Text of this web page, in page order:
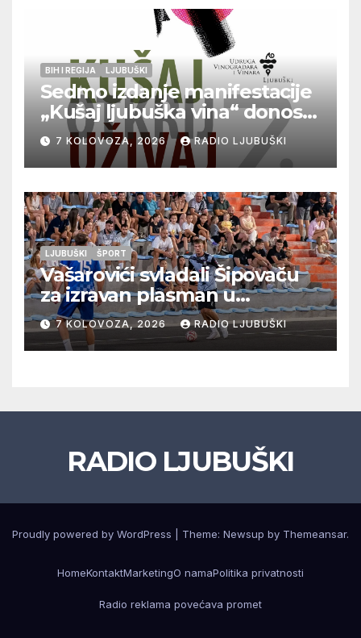
BIH I REGIJA LJUBUŠKI
Sedmo izdanje manifestacije
„Kušaj ljubuška vina“ donosi
vrhunska vina, gastronomiju i
glazbu
7 KOLOVOZA, 2026 RADIO LJUBUŠKI
LJUBUŠKI ŠPORT
Vašarovići svladali Šipovaču
za izravan plasman u
četvrtfinale, Grab izborio
prolazak dalje, Klobuk ispao,
večeras počinje četvrtfinale
7 KOLOVOZA, 2026 RADIO LJUBUŠKI
RADIO LJUBUŠKI
Proudly powered by WordPress Theme: Newsup by Themeansar.
HomeKontaktMarketingO namaPolitika privatnosti
Radio reklama povećava promet